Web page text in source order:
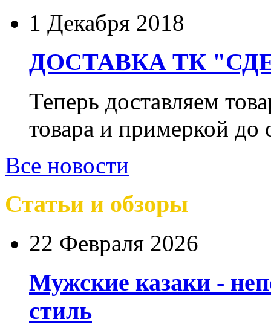
1 Декабря 2018
ДОСТАВКА ТК
Теперь доставляем
товара и примеркой
Все новости
Статьи и обзоры
22 Февраля 2026
Мужские казаки -
стиль